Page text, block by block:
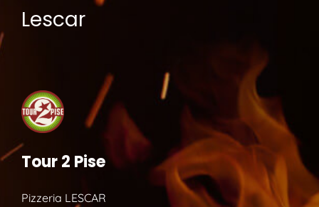
Lescar
Tour 2 Pise
Pizzeria LESCAR